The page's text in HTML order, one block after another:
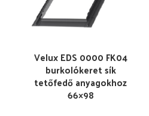
Velux EDS 0000 FK04
burkolókeret sík
tetőfedő anyagokhoz
66×98